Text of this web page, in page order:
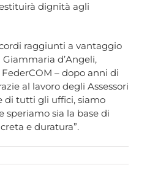
dignità agli
raggiunti a vantaggio
d’Angeli,
– dopo anni di
al lavoro degli Assessori
di tutti gli uffici, siamo
speriamo sia la base di
e duratura”.